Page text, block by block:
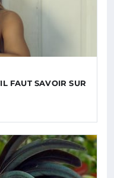
FAUT SAVOIR SUR